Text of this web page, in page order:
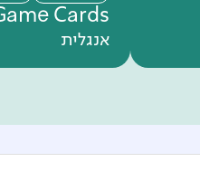
Cards
אנגלית